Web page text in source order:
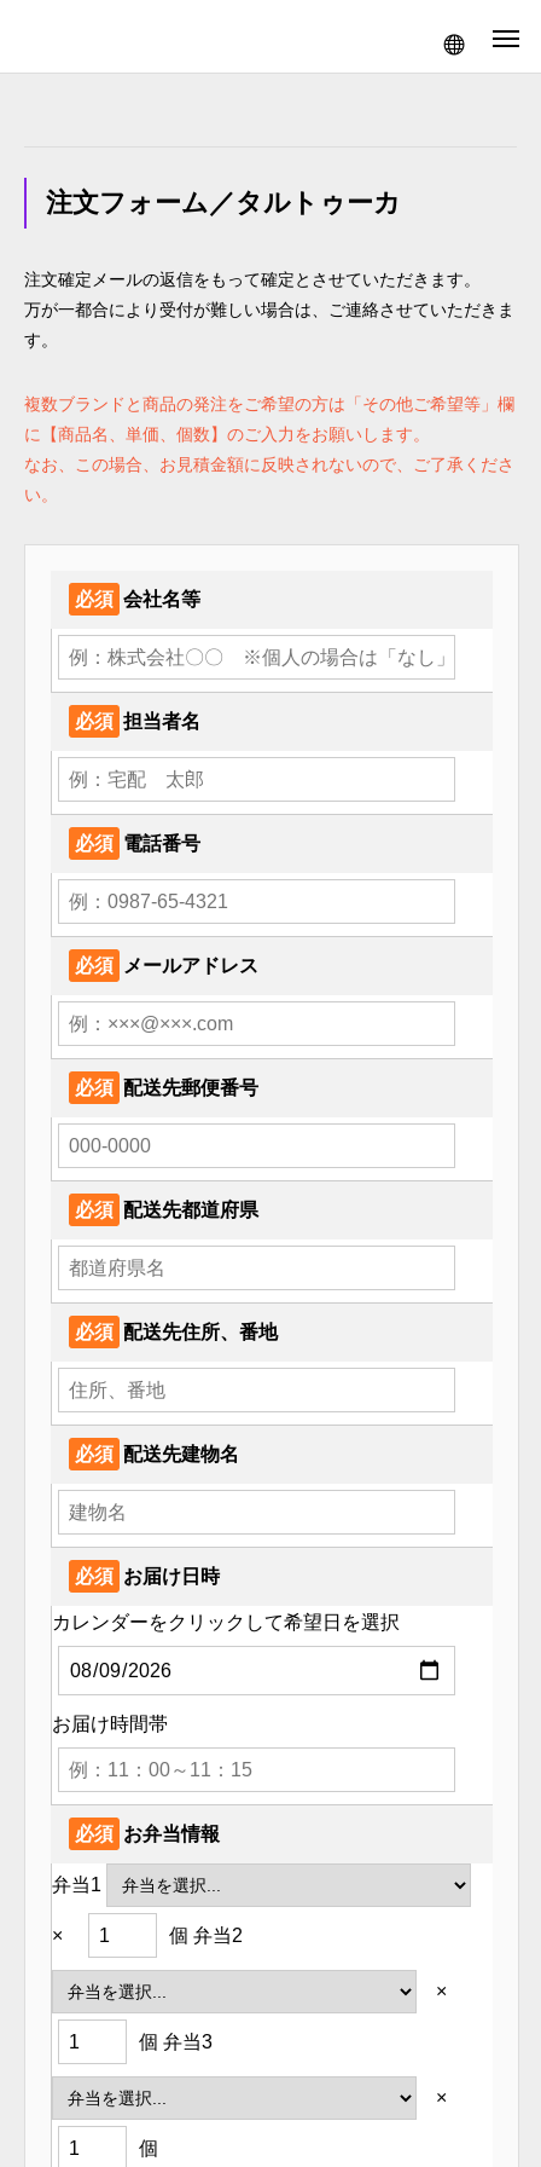
注文フォーム／タルトゥーカ
注文確定メールの返信をもって確定とさせていただきます。
万が一都合により受付が難しい場合は、ご連絡させていただきま
す。
複数ブランドと商品の発注をご希望の方は「その他ご希望等」欄
に【商品名、単価、個数】のご入力をお願いします。
なお、この場合、お見積金額に反映されないので、ご了承くださ
い。
必須 会社名等
必須 担当者名
必須 電話番号
必須 メールアドレス
必須 配送先郵便番号
必須 配送先都道府県
必須 配送先住所、番地
必須 配送先建物名
必須 お届け日時
カレンダーをクリックして希望⽇を選択
お届け時間帯
必須 お弁当情報
弁当1
× 個 弁当2
×
個 弁当3
×
個